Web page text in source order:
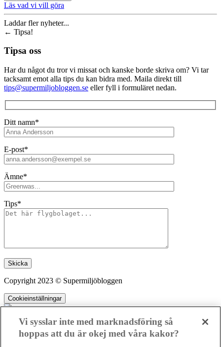
Läs vad vi vill göra
Laddar fler nyheter...
← Tipsa!
Tipsa oss
Har du något du tror vi missat och kanske borde skriva om? Vi tar
tacksamt emot alla tips du kan bidra med. Maila direkt till
tips@supermiljobloggen.se eller fyll i formuläret nedan.
Ditt namn*
E-post*
Ämne*
Tips*
Lämna detta fält tomt.
Copyright 2023 © Supermiljöbloggen
Cookieinställningar
Vi sysslar inte med marknadsföring så
hoppas att du är okej med våra kakor?